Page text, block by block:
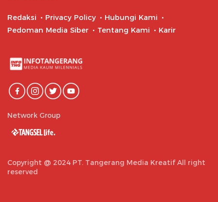
Redaksi Privacy Policy
Hubungi Kami
Pedoman Media Siber
Tentang Kami Karir
Network Group
Copyright @ 2024 PT. Tangerang Media Kreatif All right
reserved